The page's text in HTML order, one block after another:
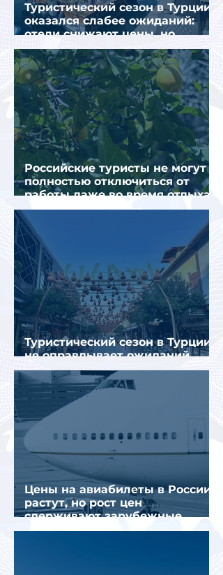
Туристический сезон в Турции
оказался слабее ожиданий:
отели снижают цены, но
загрузка остается низкой
Российские туристы не могут
полностью отключиться от
работы даже во время отдыха
в Турции
Туристический сезон в Турции
не оправдывает ожиданий
отрасли
Цены на авиабилеты в России
растут, но рост цен
сдерживают зарубежные
конкуренты